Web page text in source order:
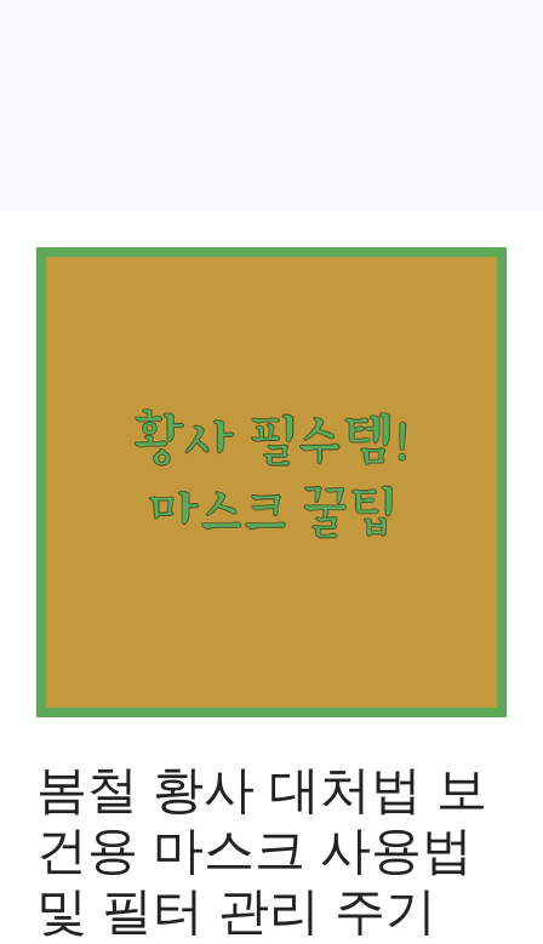
봄철 황사 대처법 보
건용 마스크 사용법
및 필터 관리 주기